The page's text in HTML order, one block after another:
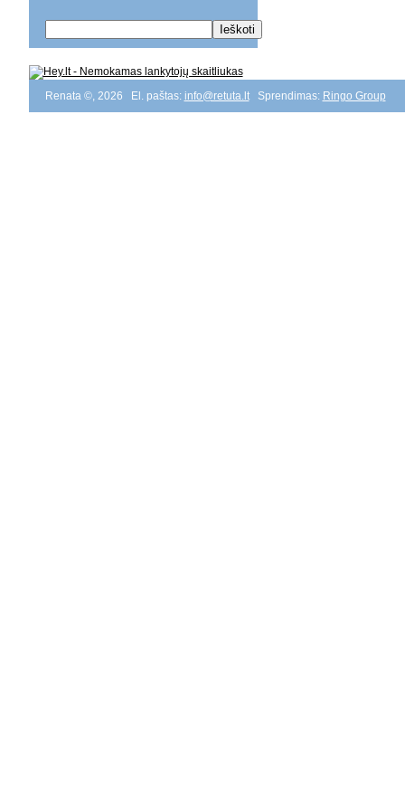
Renata ©, 2026 El. paštas: info@retuta.ltSprendimas: Ringo Group